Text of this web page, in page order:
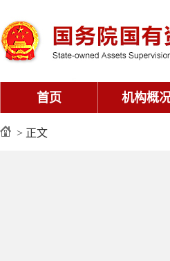
首页 机构概
> 正文